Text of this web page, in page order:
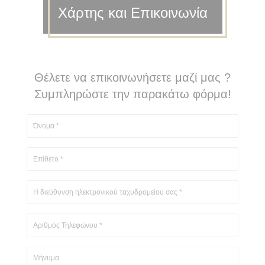
Χάρτης και Επικοινωνία
Θέλετε να επικοινωνήσετε μαζί μας ?
Συμπληρώστε την παρακάτω φόρμα!